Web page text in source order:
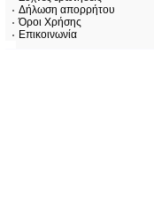
Δήλωση απορρήτου
Όροι Χρήσης
Επικοινωνία